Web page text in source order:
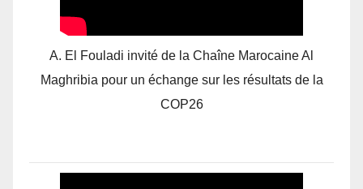
A. El Fouladi invité de la Chaîne Marocaine Al
Maghribia pour un échange sur les résultats de la
COP26